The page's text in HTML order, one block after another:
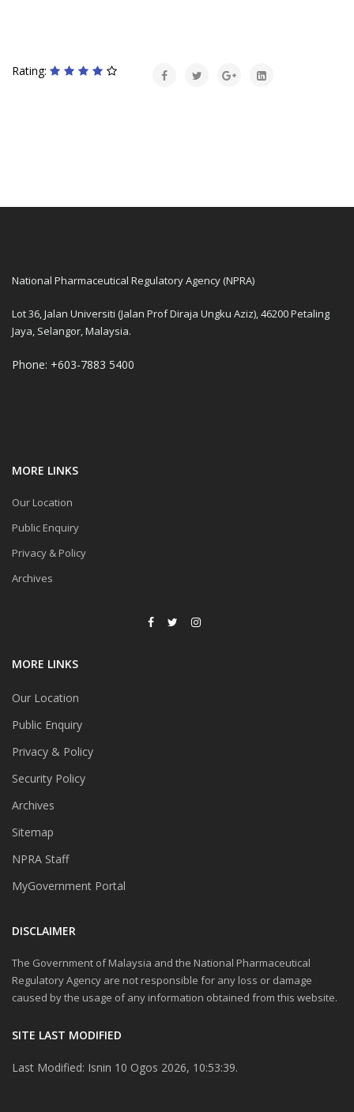
Rating:
National Pharmaceutical Regulatory Agency (NPRA)
Lot 36, Jalan Universiti (Jalan Prof Diraja Ungku Aziz), 46200 Petaling
Jaya, Selangor, Malaysia.
Phone: +603-7883 5400
MORE LINKS
Our Location
Public Enquiry
Privacy & Policy
Archives
MORE LINKS
Our Location
Public Enquiry
Privacy & Policy
Security Policy
Archives
Sitemap
NPRA Staff
MyGovernment Portal
DISCLAIMER
The Government of Malaysia and the National Pharmaceutical
Regulatory Agency are not responsible for any loss or damage
caused by the usage of any information obtained from this website.
SITE LAST MODIFIED
Last Modified: Isnin 10 Ogos 2026, 10:53:39.